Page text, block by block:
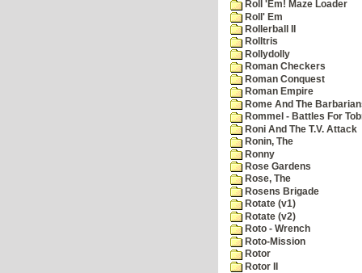
Roll 'Em! Maze Loader
Roll' Em
Rollerball II
Rolltris
Rollydolly
Roman Checkers
Roman Conquest
Roman Empire
Rome And The
Rommel - Battles For
Roni And The T.V. Attack
Ronin, The
Ronny
Rose Gardens
Rose, The
Rosens Brigade
Rotate (v1)
Rotate (v2)
Roto - Wrench
Roto-Mission
Rotor
Rotor II